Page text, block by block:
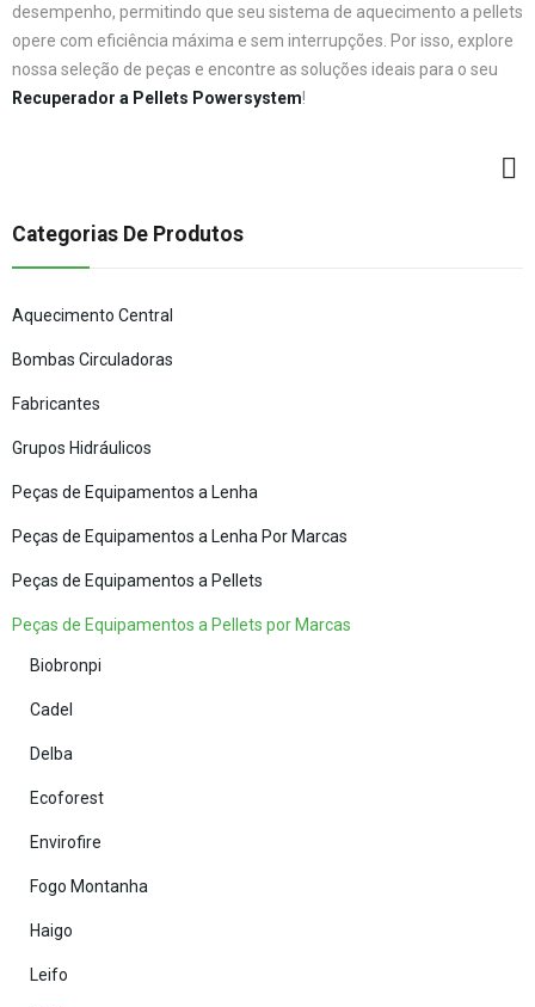
desempenho, permitindo que seu sistema de aquecimento a pellets
opere com eficiência máxima e sem interrupções. Por isso, explore
nossa seleção de peças e encontre as soluções ideais para o seu
Recuperador a Pellets Powersystem!
Categorias De Produtos
Aquecimento Central
Bombas Circuladoras
Fabricantes
Grupos Hidráulicos
Peças de Equipamentos a Lenha
Peças de Equipamentos a Lenha Por Marcas
Peças de Equipamentos a Pellets
Peças de Equipamentos a Pellets por Marcas
Biobronpi
Cadel
Delba
Ecoforest
Envirofire
Fogo Montanha
Haigo
Leifo